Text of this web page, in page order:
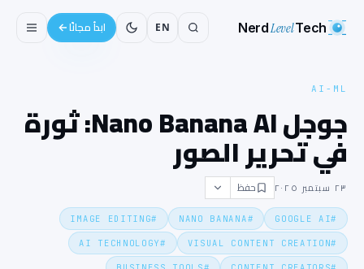
NerdLevelTech
EN ابدأ مجانًا
AI-ML
جوجل Nano Banana AI: ثورة
في تحرير الصور
٢٣ سبتمبر ٢٠٢٥ حفظ
#
GOOGLE AI
#
NANO BANANA
#
IMAGE EDITING
#
VISUAL CONTENT CREATION
#
AI TECHNOLOGY